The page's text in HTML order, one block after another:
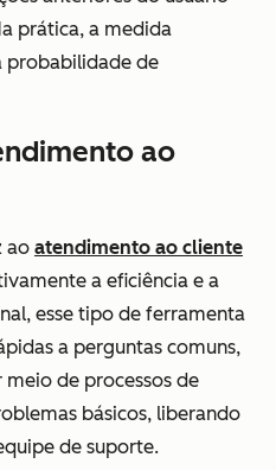
prática, a medida
probabilidade de
ao
ao atendimento ao cliente
a eficiência e a
esse tipo de ferramenta
a perguntas comuns,
de processos de
básicos, liberando
de suporte.